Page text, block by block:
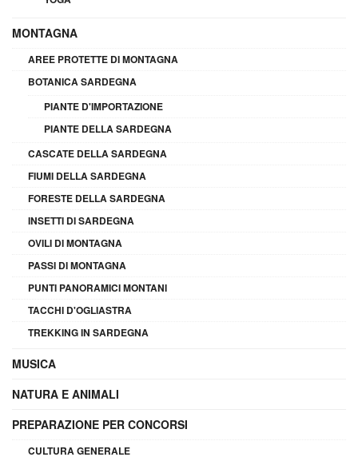
MONTAGNA
AREE PROTETTE DI MONTAGNA
BOTANICA SARDEGNA
PIANTE D'IMPORTAZIONE
PIANTE DELLA SARDEGNA
CASCATE DELLA SARDEGNA
FIUMI DELLA SARDEGNA
FORESTE DELLA SARDEGNA
INSETTI DI SARDEGNA
OVILI DI MONTAGNA
PASSI DI MONTAGNA
PUNTI PANORAMICI MONTANI
TACCHI D'OGLIASTRA
TREKKING IN SARDEGNA
MUSICA
NATURA E ANIMALI
PREPARAZIONE PER CONCORSI
CULTURA GENERALE